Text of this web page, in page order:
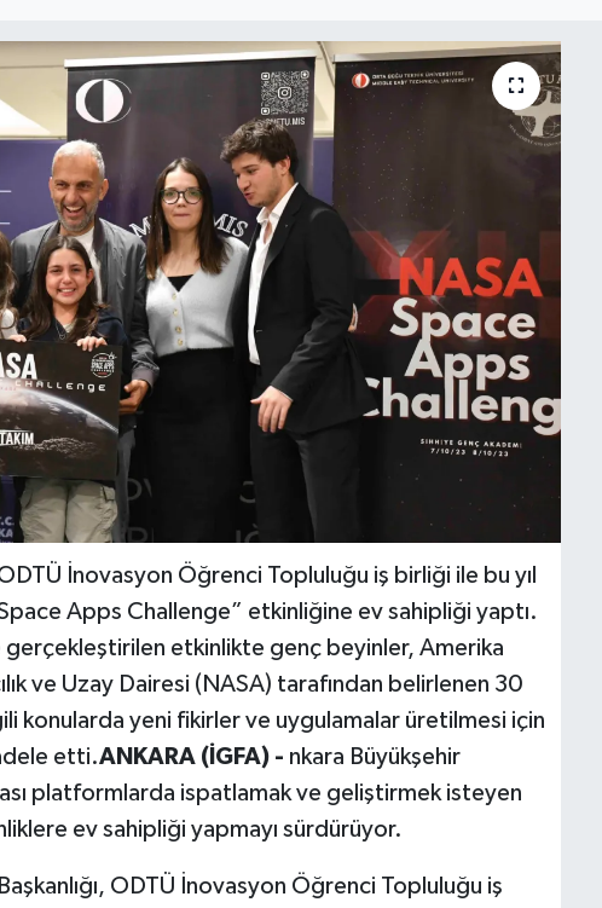
İnovasyon Öğrenci Topluluğu iş birliği ile bu yıl
Apps Challenge” etkinliğine ev sahipliği yaptı.
gerçekleştirilen etkinlikte genç beyinler, Amerika
ve Uzay Dairesi (NASA) tarafından belirlenen 30
konularda yeni fikirler ve uygulamalar üretilmesi için
etti.ANKARA (İGFA) - nkara Büyükşehir
platformlarda ispatlamak ve geliştirmek isteyen
ev sahipliği yapmayı sürdürüyor.
ODTÜ İnovasyon Öğrenci Topluluğu iş